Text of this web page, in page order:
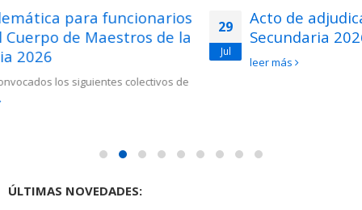
29
Jul
Acto de adjudicación de interinos de
Secundaria 2026
leer más
ÚLTIMAS NOVEDADES: